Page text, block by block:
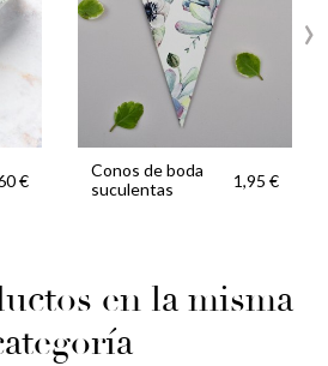
€
Conos de boda
suculentas
1,95 €
›
en la misma